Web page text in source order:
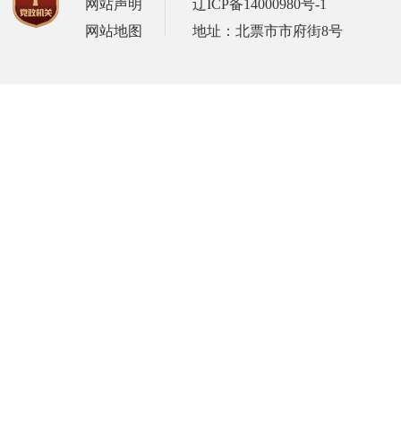
网站声明
网站地图
辽ICP备14000980号-1
地址：北票市市府街8号